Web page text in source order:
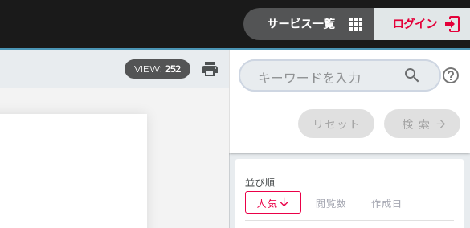
サービス一覧 ログイン
VIEW: 252
リセット 検 索
並び順
人気
閲覧数 作成日